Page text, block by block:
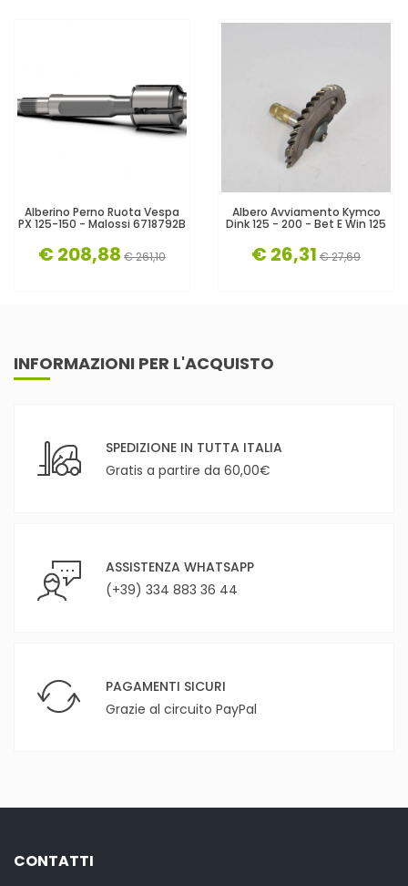
Alberino Perno Ruota Vespa
PX 125-150 - Malossi 6718792B
€ 208,88 € 261,10
Albero Avviamento Kymco
Dink 125 - 200 - Bet E Win 125
€ 26,31 € 27,69
INFORMAZIONI PER L'ACQUISTO
SPEDIZIONE IN TUTTA ITALIA
Gratis a partire da 60,00€
ASSISTENZA WHATSAPP
(+39) 334 883 36 44
PAGAMENTI SICURI
Grazie al circuito PayPal
CONTATTI